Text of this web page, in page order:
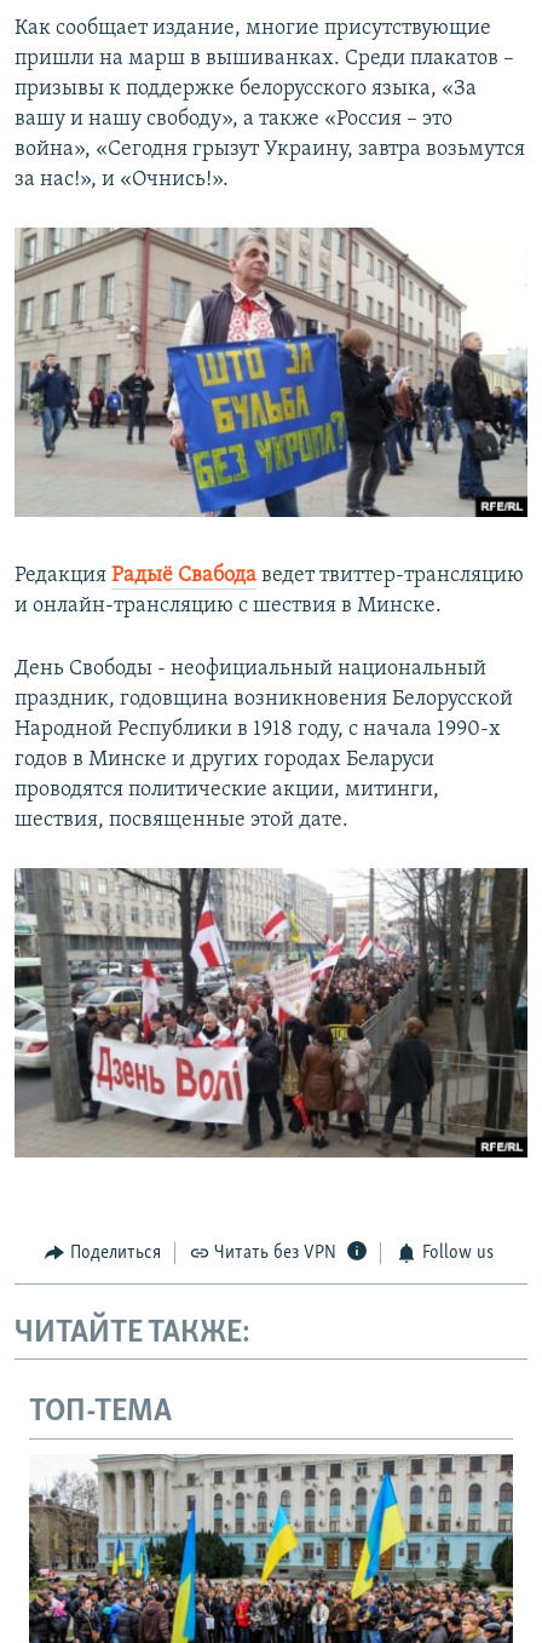
Как сообщает издание, многие присутствующие
пришли на марш в вышиванках. Среди плакатов –
призывы к поддержке белорусского языка, «За
вашу и нашу свободу», а также «Россия – это
война», «Сегодня грызут Украину, завтра возьмутся
за нас!», и «Очнись!».
Редакция Радыё Свабода ведет твиттер-трансляцию
и онлайн-трансляцию с шествия в Минске.
День Свободы - неофициальный национальный
праздник, годовщина возникновения Белорусской
Народной Республики в 1918 году, с начала 1990-х
годов в Минске и других городах Беларуси
проводятся политические акции, митинги,
шествия, посвященные этой дате.
Поделиться Читать без VPN Follow us
ЧИТАЙТЕ ТАКЖЕ:
ТОП-ТЕМА